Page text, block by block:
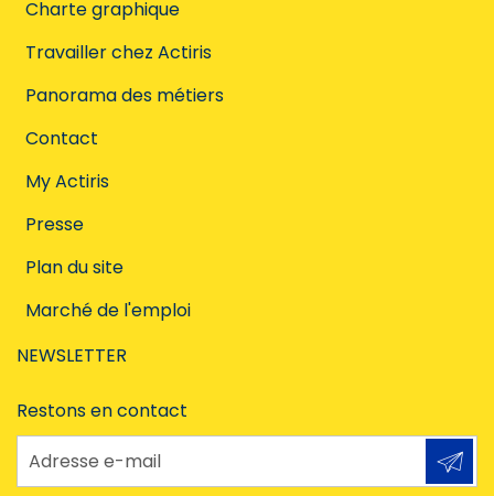
Charte graphique
Travailler chez Actiris
Panorama des métiers
Contact
My Actiris
Presse
Plan du site
Marché de l'emploi
NEWSLETTER
Restons en contact
Adresse e-mail